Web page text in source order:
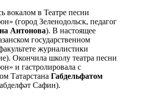
вокалом в Театре песни
(город Зеленодольск, педагог
Антонова). В настоящее
государственном
журналистики
Окончила школу театра песни
и гастролировала с
Татарстана Габдельфатом
Сафин).